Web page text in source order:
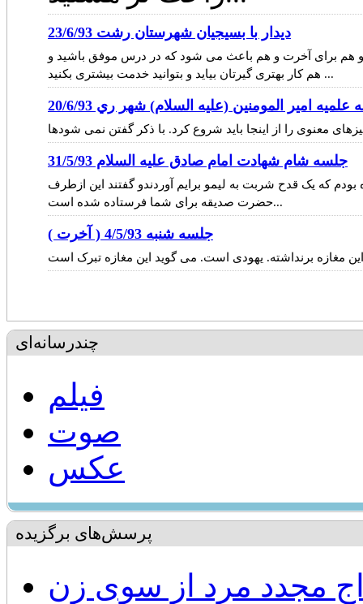
ديدار با بسيجيان شهرستان رشت 23/6/93
و هم برای آخرت و هم باعث می شود که در درس موفق باشید و
هم کار بهتری گیرتان بیاید و بتوانید خدمت بیشتری بکنید ...
امير المومنين (عليه السلام) شهر ري 20/6/93
جلسه شام شهادت امام صادق علیه السلام 31/5/93
که یک قدح شربت به لیمو برایم آوردندو گفتند این ازطرف
حضرت صدیقه برای شما فرستاده شده است...
جلسه شنبه 4/5/93 ( آخرت )
چندرسانه‌ای
فیلم
صوت
عکس
پرسش‌های برگزیده
مجدد مرد از سوی زن